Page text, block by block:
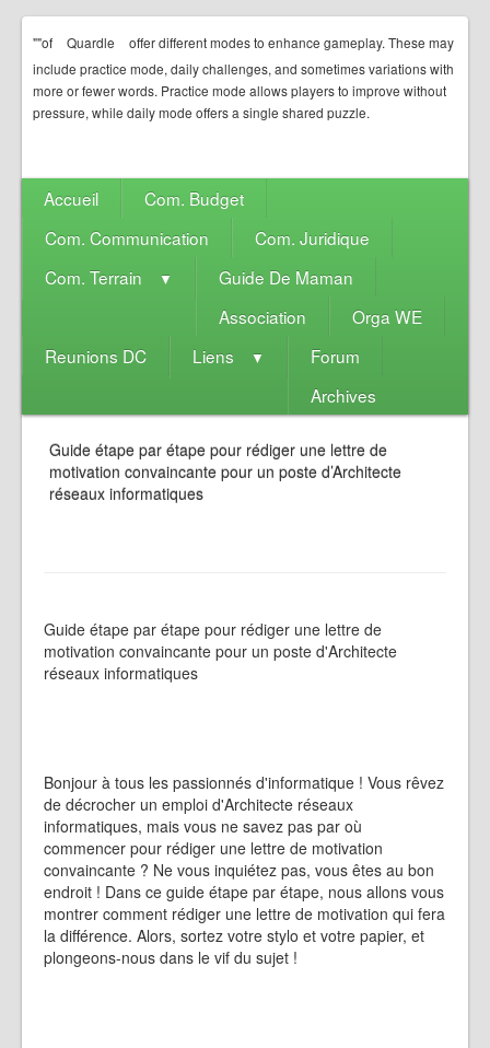
""of Quardle
offer different modes to enhance gameplay. These may
include practice mode, daily challenges, and sometimes variations with
more or fewer words. Practice mode allows players to improve without
pressure, while daily mode offers a single shared puzzle.
Accueil
Com. Budget
Com. Communication
Com. Juridique
Com. Terrain
▼
Guide De Maman
Association
Orga WE
Reunions DC
Liens ▼
Forum
Archives
Guide étape par étape pour rédiger une lettre de
motivation convaincante pour un poste d’Architecte
réseaux informatiques
Guide étape par étape pour rédiger une lettre de
motivation convaincante pour un poste d'Architecte
réseaux informatiques
Bonjour à tous les passionnés d'informatique ! Vous rêvez
de décrocher un emploi d'Architecte réseaux
informatiques, mais vous ne savez pas par où
commencer pour rédiger une lettre de motivation
convaincante ? Ne vous inquiétez pas, vous êtes au bon
endroit ! Dans ce guide étape par étape, nous allons vous
montrer comment rédiger une lettre de motivation qui fera
la différence. Alors, sortez votre stylo et votre papier, et
plongeons-nous dans le vif du sujet !